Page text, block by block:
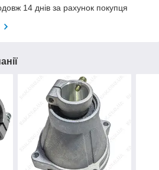
14 днів за рахунок покупця